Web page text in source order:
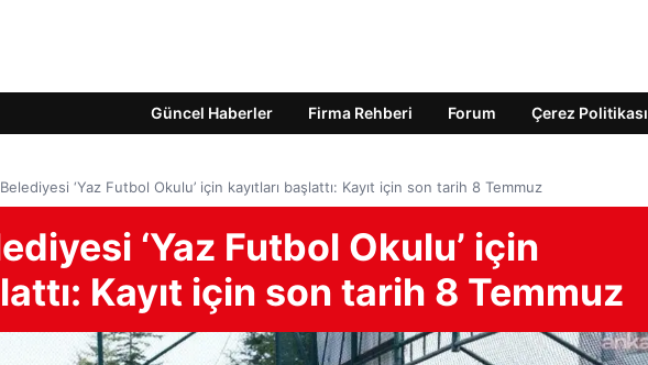
Güncel Haberler Firma Rehberi Forum Çerez Politikası
‘Yaz Futbol Okulu’ için kayıtları başlattı: Kayıt için son tarih 8 Temmuz
‘Yaz Futbol Okulu’ için
Kayıt için son tarih 8 Temmuz